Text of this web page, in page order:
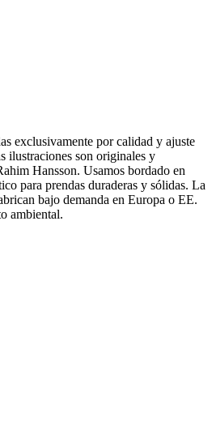
exclusivamente por calidad y ajuste
ilustraciones son originales y
Hansson. Usamos bordado en
para prendas duraderas y sólidas. La
bajo demanda en Europa o EE.
ambiental.